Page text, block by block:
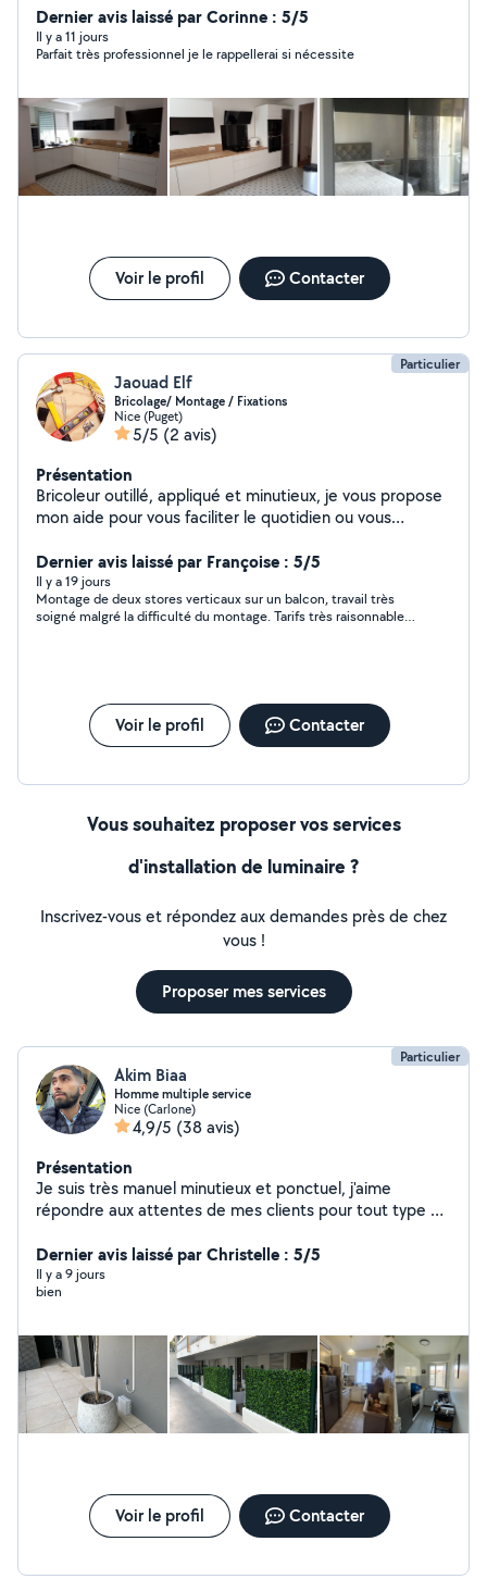
Dernier avis laissé par Corinne : 5/5
Il y a 11 jours
Parfait très professionnel je le rappellerai si nécessite
Voir le profil Contacter
Particulier
Jaouad Elf
Bricolage/ Montage / Fixations
Nice (Puget)
5/5 (2 avis)
Présentation
Bricoleur outillé, appliqué et minutieux, je vous propose
mon aide pour vous faciliter le quotidien ou vous
Dernier avis laissé par Françoise : 5/5
Il y a 19 jours
Montage de deux stores verticaux sur un balcon, travail très
soigné malgré la difficulté du montage. Tarifs très raisonnables,
Voir le profil Contacter
Vous souhaitez proposer vos services
d'installation de luminaire ?
Inscrivez-vous et répondez aux demandes près de chez
vous !
Proposer mes services
Particulier
Akim Biaa
Homme multiple service
Nice (Carlone)
4,9/5 (38 avis)
Présentation
Je suis très manuel minutieux et ponctuel, j'aime
répondre aux attentes de mes clients pour tout type de
n'hésitez pas, devis gratuit ! Les clients sont rois. Au
plaisir.
Dernier avis laissé par Christelle : 5/5
Il y a 9 jours
bien
Voir le profil Contacter